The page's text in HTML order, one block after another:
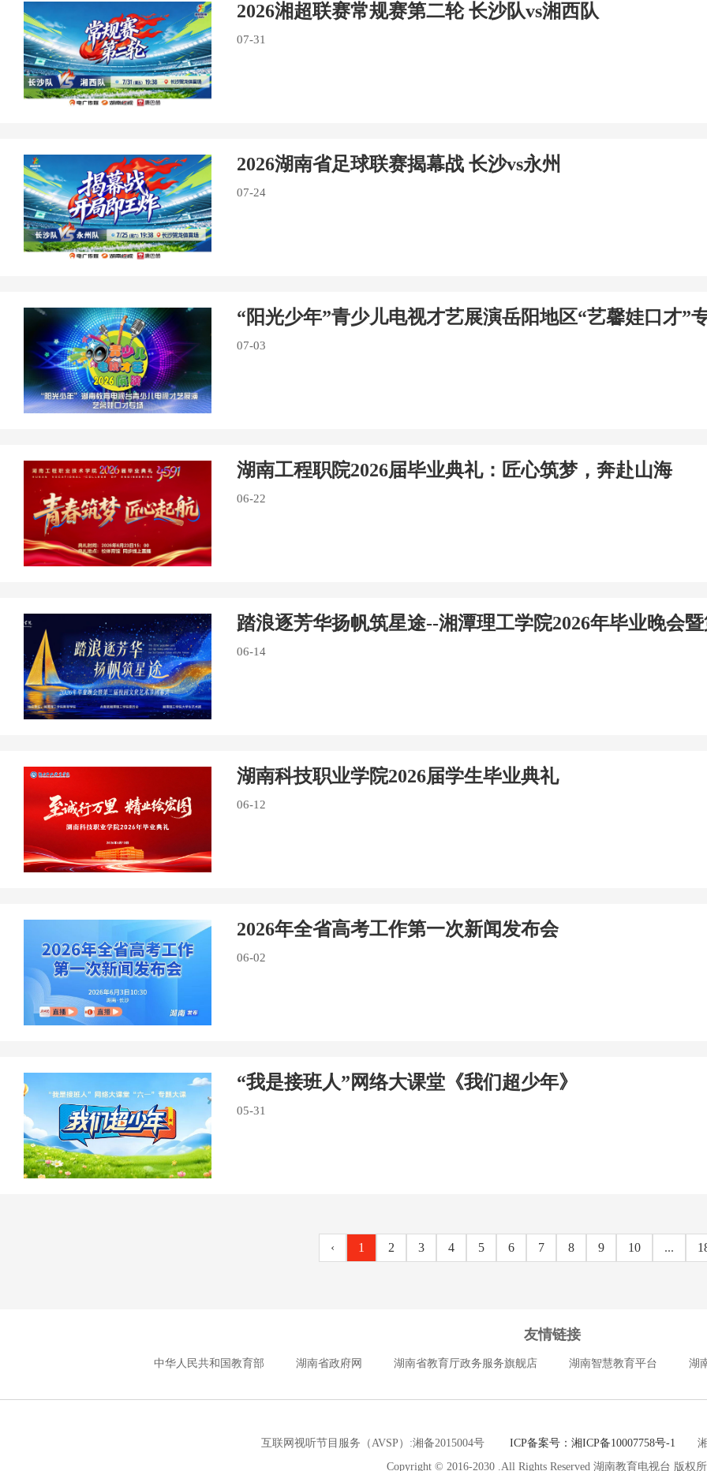
2026湘超联赛常规赛第二轮 长沙队vs湘西队
07-31
2026湖南省足球联赛揭幕战 长沙vs永州
07-24
“阳光少年”青少儿电视才艺展演岳阳地区“艺馨娃口才”
07-03
湖南工程职院2026届毕业典礼：匠心筑梦，奔赴山海
06-22
踏浪逐芳华扬帆筑星途--湘潭理工学院2026年毕业晚会
06-14
湖南科技职业学院2026届学生毕业典礼
06-12
2026年全省高考工作第一次新闻发布会
06-02
“我是接班人”网络大课堂《我们超少年》
05-31
‹ 1 2 3 4 5 6 7 8 9 10 ...
友情链接
中华人民共和国教育部 湖南省政府网 湖南省教育厅政务服务旗舰店 湖南智慧教育平台 湖
互联网视听节目服务（AVSP）:湘备2015004号 ICP备案号：湘ICP备10007758号-1 湘公
Copyright © 2016-2030 .All Rights Reserved 湖南教育电视台 版权